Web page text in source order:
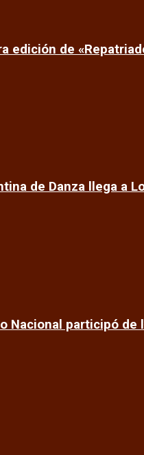
edición de
de Danza llega a
Nacional participó de